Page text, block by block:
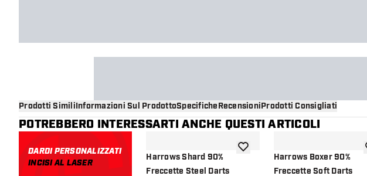
Prodotti SimiliInformazioni Sul ProdottoSpecificheRecensioniProdotti Consigliati
POTREBBERO INTERESSARTI ANCHE QUESTI ARTICOLI
DARDI PERSONALIZZATI
INCISI AL LASER
Harrows Shard 90%
Freccette Steel Darts
aggiungi alla lista dei desideri
Harrows Boxer 90%
Freccette Soft Darts